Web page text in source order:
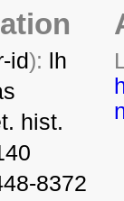
id):
lh
hist.
8372